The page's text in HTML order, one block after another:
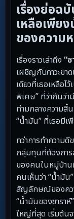
เรื่องย่อฉ
เหลือเพีย
ของความ
เรื่องราวเล่าถึง “
เผชิญกับภาวะขา
เดียวที่เธอเหลือ
พิเศษ” ที่ว่ากันว่า
ท่ามกลางความสิ้
“น้ำมัน” ที่เธอมี
ทว่าการทำความ
กลุ่มทุนที่ต้องกา
ของคนในหมู่บ้าน
คนเห็นว่า “น้ำมัน
สัญลักษณ์ของควา
“น้ำมันของซารา
ใหญ่ที่สุด เริ่มต้น